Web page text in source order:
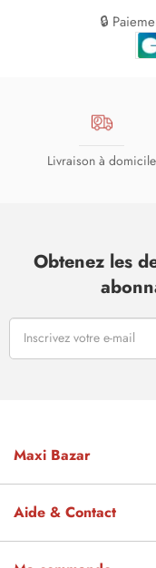
🔒
Livraison à domicile
Obtenez les
Maxi Bazar
Aide & Contact